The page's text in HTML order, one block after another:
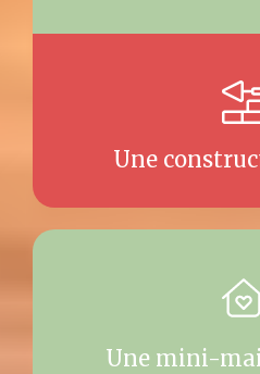
Une
Une mini-